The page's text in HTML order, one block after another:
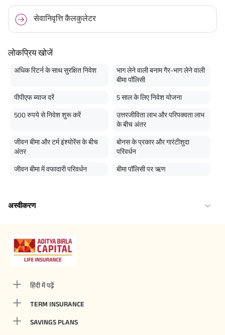
सेवानिवृत्ति कैलकुलेटर
लोकप्रिय खोजें
अधिक रिटर्न के साथ सुरक्षित निवेश
भाग लेने वाली बनाम गैर-भाग लेने वाली
बीमा पॉलिसी
पीपीएफ ब्याज दरें 5 साल के लिए निवेश योजना
500 रुपये से निवेश शुरू करें
उत्तरजीविता लाभ और परिपक्वता लाभ
के बीच अंतर
जीवन बीमा और टर्म इंश्योरेंस के बीच
अंतर
बोनस के प्रकार और गारंटीशुदा
परिवर्धन
जीवन बीमा में वफादारी परिवर्धन बीमा पॉलिसी पर ऋण
अस्वीकरण
हिंदी में पढ़ें
TERM INSURANCE
SAVINGS PLANS